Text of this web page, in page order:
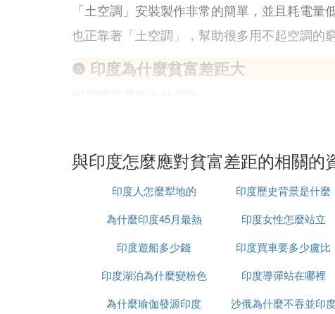
「土空調」安裝製作非常的簡單，並且耗電量
也正靠著「土空調」，幫助很多用不起空調的
❺ 印度為什麼貧富差距大
延續，富人和貧窮階層之間的鴻溝依然明顯。
二、經濟因素：不均衡的經濟發展
印度的經濟發展呈現區域性特徵，一些城市
加劇了貧富差距。富裕的城市地區提供了更
三、教育資源分配不均
印度的教育資源同樣存在嚴重的分配不均問
了貧困階層的發展機會，使得他們難以通過教
與印度怎麼應對貧富差距的相關的
印度人怎麼犁地的 印度歷史背景是什麼
為什麼印度45月最熱
印度女性怎麼站立
印度遊船多少錢 印度買車要多少盧比
印度湖泊為什麼變粉色 印度導彈站在哪裡
為什麼瑜伽發源印度
沙俄為什麼不吞並印